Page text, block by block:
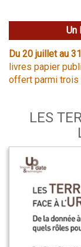
Un
Du 20 juillet au
livres papier
offert parmi trois
LES